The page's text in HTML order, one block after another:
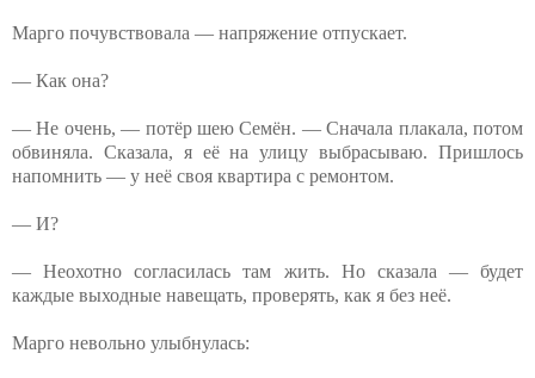
Марго почувствовала — напряжение отпускает.
— Как она?
— Не очень, — потёр шею Семён. — Сначала плакала, потом
обвиняла. Сказала, я её на улицу выбрасываю. Пришлось
напомнить — у неё своя квартира с ремонтом.
— И?
— Неохотно согласилась там жить. Но сказала — будет
каждые выходные навещать, проверять, как я без неё.
Марго невольно улыбнулась: